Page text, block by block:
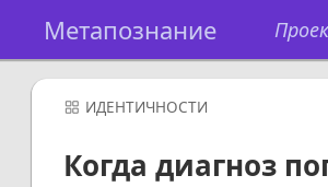
Метапознание
ИДЕНТИЧНОСТИ
Когда диагноз